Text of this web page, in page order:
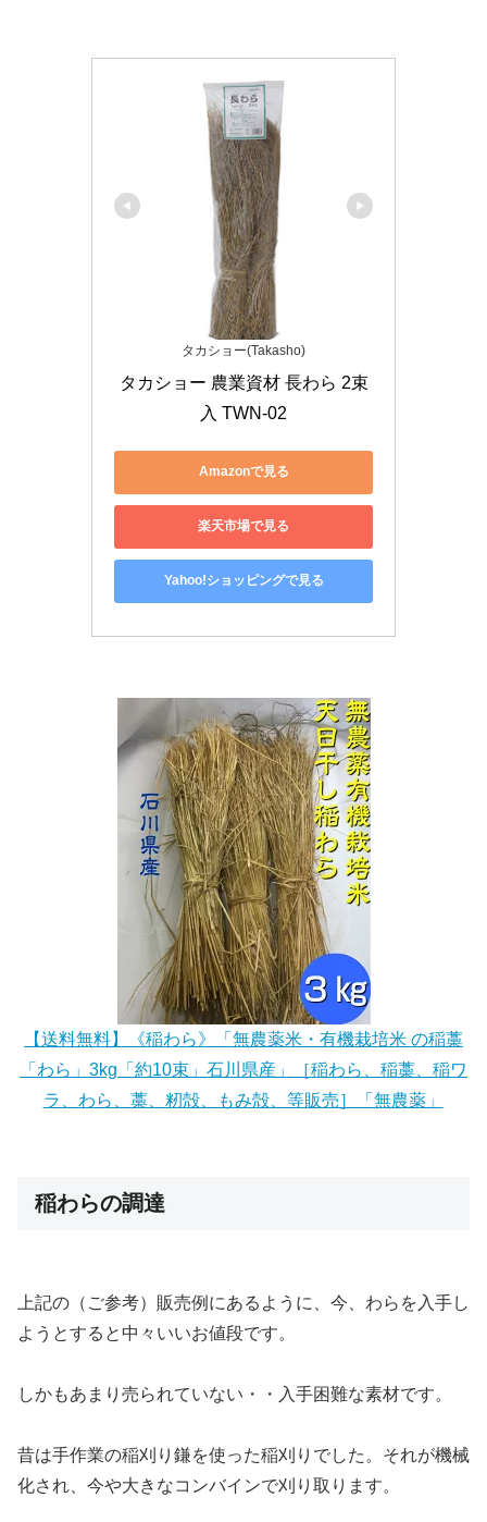
タカショー(Takasho)
タカショー 農業資材 長わら 2束
入 TWN-02
Amazonで見る
楽天市場で見る
Yahoo!ショッピングで見る
【送料無料】《稲わら》「無農薬米・有機栽培米 の稲藁
「わら」3kg「約10束」石川県産」［稲わら、稲藁、稲ワ
ラ、わら、藁、籾殻、もみ殻、等販売］「無農薬」
稲わらの調達
上記の（ご参考）販売例にあるように、今、わらを入手し
ようとすると中々いいお値段です。
しかもあまり売られていない・・入手困難な素材です。
昔は手作業の稲刈り鎌を使った稲刈りでした。それが機械
化され、今や大きなコンバインで刈り取ります。